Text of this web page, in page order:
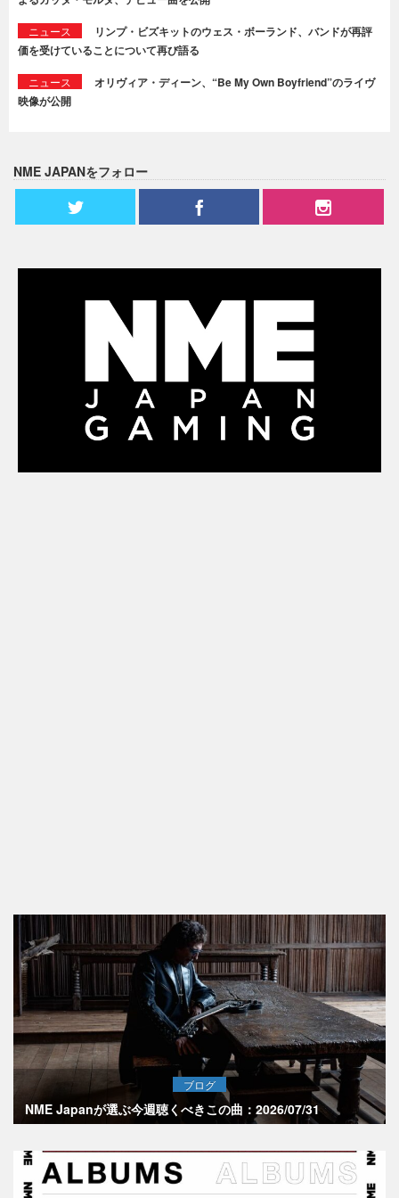
ニュース
リンプ・ビズキットのウェス・ボーランド、バンドが再評
価を受けていることについて再び語る
ニュース
オリヴィア・ディーン、“Be My Own Boyfriend”のライヴ
映像が公開
NME JAPANをフォロー
ブログ
NME Japanが選ぶ今週聴くべきこの曲：2026/07/31